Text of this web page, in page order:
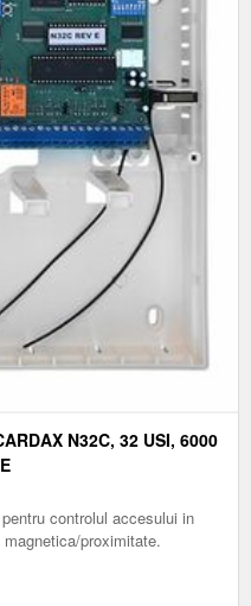
N32C, 32 USI, 6000
controlul accesului in
proximitate.